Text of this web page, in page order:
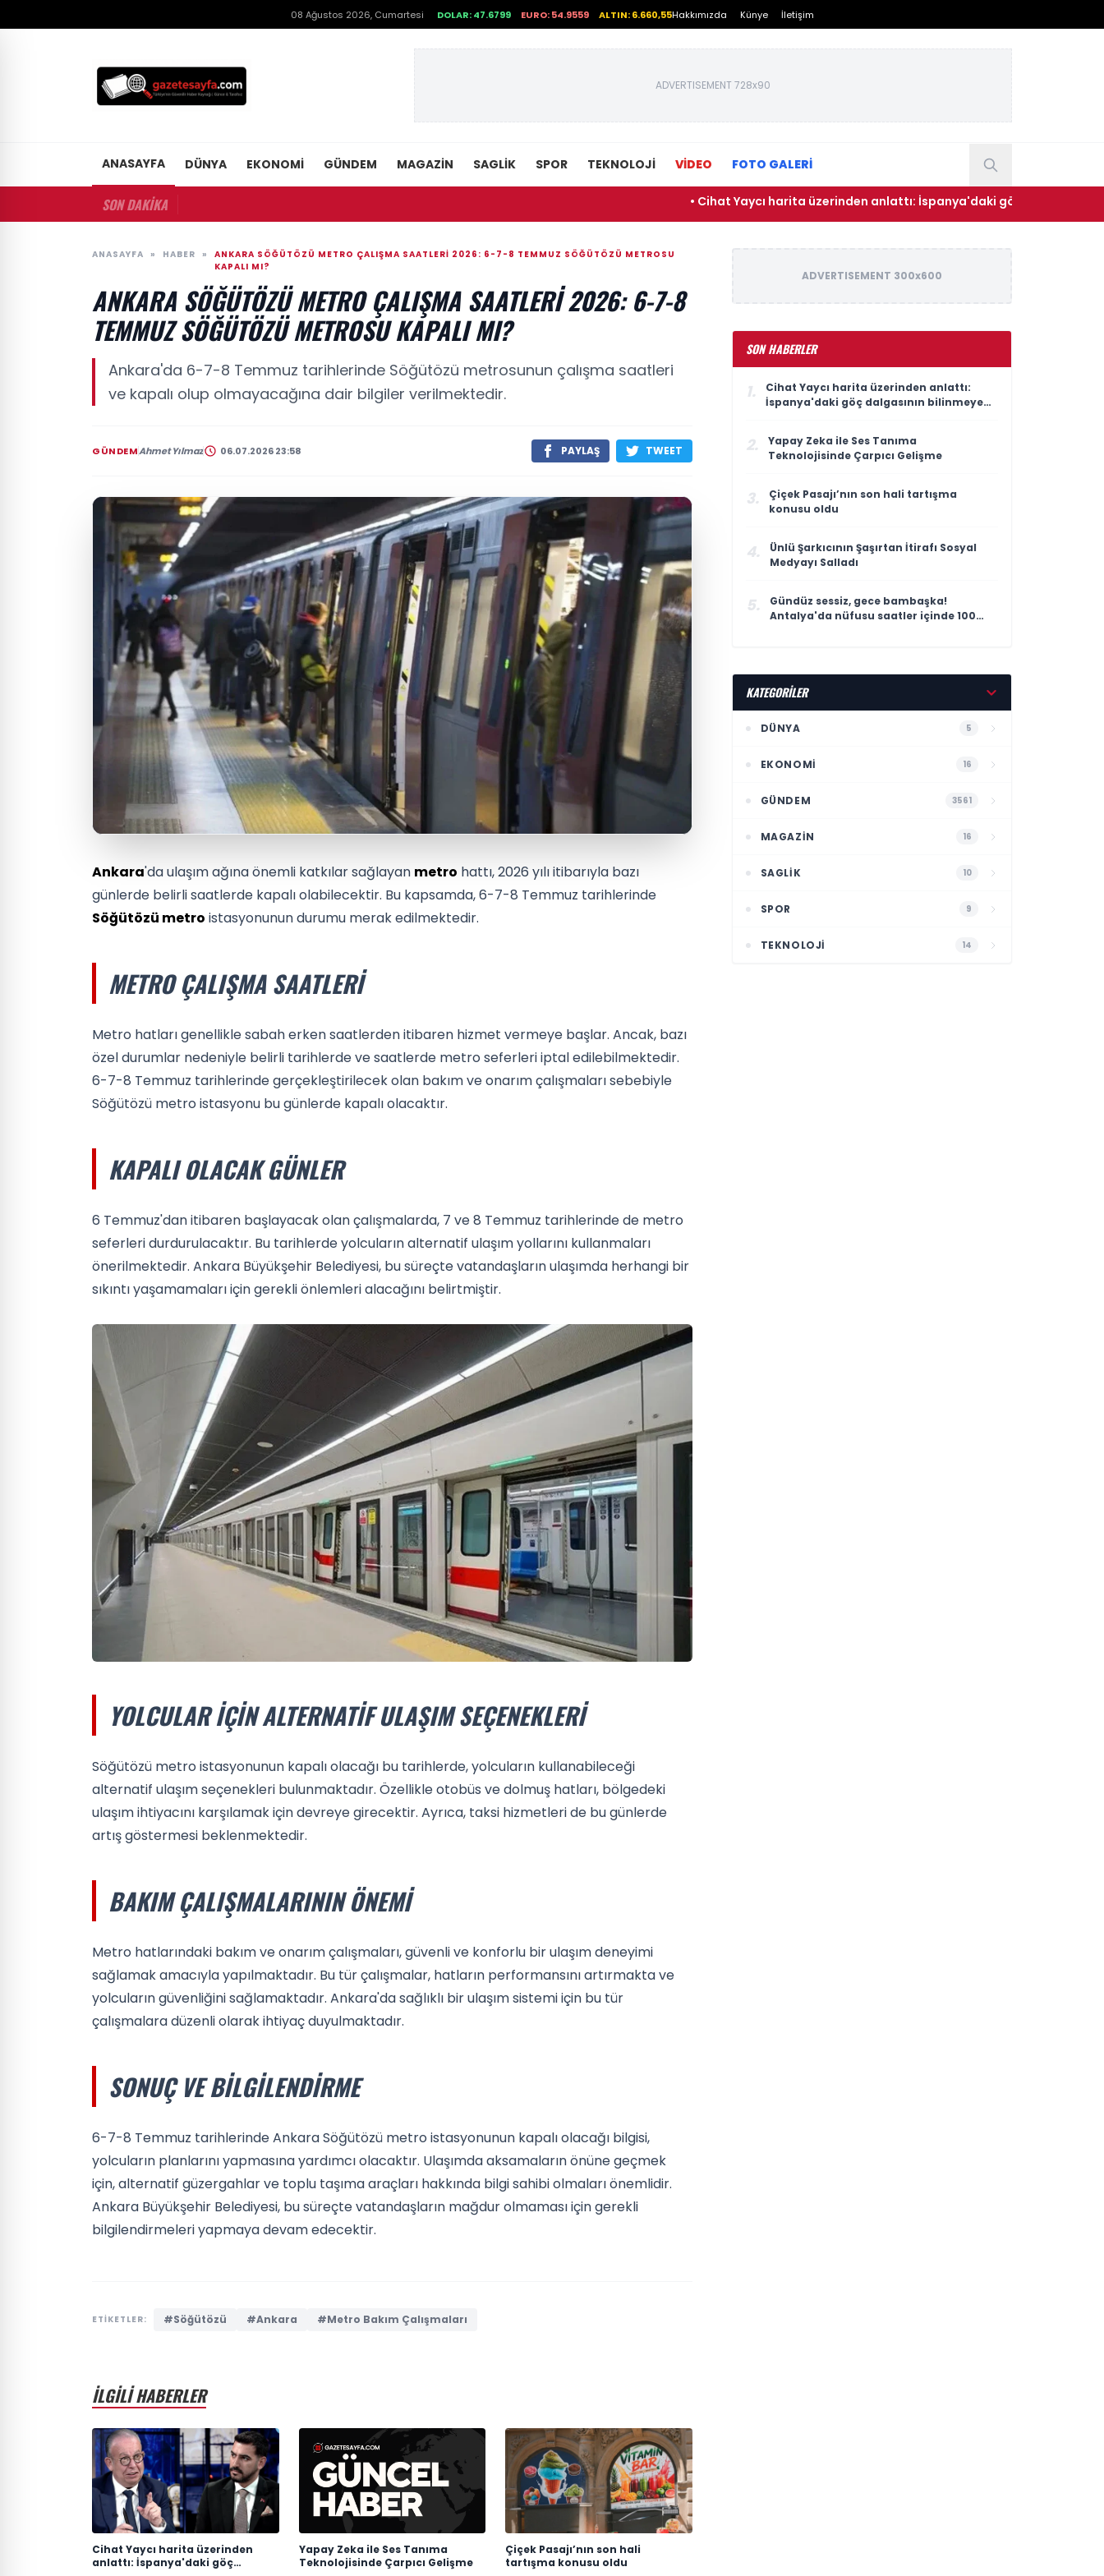
08 Ağustos 2026, Cumartesi DOLAR: 47.6799 EURO: 54.9559 ALTIN: 6.660,55Hakkımızda Künye İletişim
ADVERTISEMENT 728x90
ANASAYFA DÜNYA EKONOMI GÜNDEM MAGAZIN SAGLIK SPOR TEKNOLOJI VİDEO FOTO GALERİ
SON DAKİKA • Cihat Yaycı harita üzerinden anlattı: İspanya'daki göç dalgasının bilinmeyen
ANASAYFA » HABER »
ANKARA SÖĞÜTÖZÜ METRO ÇALIŞMA SAATLERI 2026: 6-7-8 TEMMUZ SÖĞÜTÖZÜ METROSU
KAPALI MI?
ANKARA SÖĞÜTÖZÜ METRO ÇALIŞMA SAATLERI 2026: 6-7-8
TEMMUZ SÖĞÜTÖZÜ METROSU KAPALI MI?
Ankara'da 6-7-8 Temmuz tarihlerinde Söğütözü metrosunun çalışma saatleri
ve kapalı olup olmayacağına dair bilgiler verilmektedir.
GÜNDEMAhmet Yılmaz 06.07.2026 23:58 PAYLAŞ TWEET
Ankara'da ulaşım ağına önemli katkılar sağlayan metro hattı, 2026 yılı itibarıyla bazı
günlerde belirli saatlerde kapalı olabilecektir. Bu kapsamda, 6-7-8 Temmuz tarihlerinde
Söğütözü metro istasyonunun durumu merak edilmektedir.
METRO ÇALIŞMA SAATLERI
Metro hatları genellikle sabah erken saatlerden itibaren hizmet vermeye başlar. Ancak, bazı
özel durumlar nedeniyle belirli tarihlerde ve saatlerde metro seferleri iptal edilebilmektedir.
6-7-8 Temmuz tarihlerinde gerçekleştirilecek olan bakım ve onarım çalışmaları sebebiyle
Söğütözü metro istasyonu bu günlerde kapalı olacaktır.
KAPALI OLACAK GÜNLER
6 Temmuz'dan itibaren başlayacak olan çalışmalarda, 7 ve 8 Temmuz tarihlerinde de metro
seferleri durdurulacaktır. Bu tarihlerde yolcuların alternatif ulaşım yollarını kullanmaları
önerilmektedir. Ankara Büyükşehir Belediyesi, bu süreçte vatandaşların ulaşımda herhangi bir
sıkıntı yaşamamaları için gerekli önlemleri alacağını belirtmiştir.
YOLCULAR İÇIN ALTERNATIF ULAŞIM SEÇENEKLERI
Söğütözü metro istasyonunun kapalı olacağı bu tarihlerde, yolcuların kullanabileceği
alternatif ulaşım seçenekleri bulunmaktadır. Özellikle otobüs ve dolmuş hatları, bölgedeki
ulaşım ihtiyacını karşılamak için devreye girecektir. Ayrıca, taksi hizmetleri de bu günlerde
artış göstermesi beklenmektedir.
BAKIM ÇALIŞMALARININ ÖNEMI
Metro hatlarındaki bakım ve onarım çalışmaları, güvenli ve konforlu bir ulaşım deneyimi
sağlamak amacıyla yapılmaktadır. Bu tür çalışmalar, hatların performansını artırmakta ve
yolcuların güvenliğini sağlamaktadır. Ankara'da sağlıklı bir ulaşım sistemi için bu tür
çalışmalara düzenli olarak ihtiyaç duyulmaktadır.
SONUÇ VE BILGILENDIRME
6-7-8 Temmuz tarihlerinde Ankara Söğütözü metro istasyonunun kapalı olacağı bilgisi,
yolcuların planlarını yapmasına yardımcı olacaktır. Ulaşımda aksamaların önüne geçmek
için, alternatif güzergahlar ve toplu taşıma araçları hakkında bilgi sahibi olmaları önemlidir.
Ankara Büyükşehir Belediyesi, bu süreçte vatandaşların mağdur olmaması için gerekli
bilgilendirmeleri yapmaya devam edecektir.
ETİKETLER: #Söğütözü #Ankara #Metro Bakım Çalışmaları
İLGİLİ HABERLER
Cihat Yaycı harita üzerinden
anlattı: İspanya'daki göç
Yapay Zeka ile Ses Tanıma
Teknolojisinde Çarpıcı Gelişme
Çiçek Pasajı’nın son hali
tartışma konusu oldu
ADVERTISEMENT 300x600
SON HABERLER
1.
Cihat Yaycı harita üzerinden anlattı:
İspanya'daki göç dalgasının bilinmeyen
2.
Yapay Zeka ile Ses Tanıma
Teknolojisinde Çarpıcı Gelişme
3.
Çiçek Pasajı’nın son hali tartışma
konusu oldu
4.
Ünlü Şarkıcının Şaşırtan İtirafı Sosyal
Medyayı Salladı
5.
Gündüz sessiz, gece bambaşka!
Antalya'da nüfusu saatler içinde 100
KATEGORİLER
DÜNYA 5
EKONOMI 16
GÜNDEM 3561
MAGAZIN 16
SAGLIK 10
SPOR 9
TEKNOLOJI 14